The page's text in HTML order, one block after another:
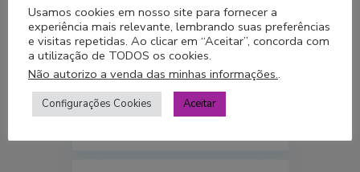
Usamos cookies em nosso site para fornecer a
experiência mais relevante, lembrando suas preferências
e visitas repetidas. Ao clicar em “Aceitar”, concorda com
a utilização de TODOS os cookies.
Não autorizo a venda das minhas informações..
Configurações Cookies Aceitar